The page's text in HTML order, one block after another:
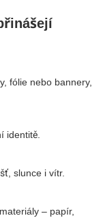
fólie nebo bannery,
identitě.
slunce i vítr.
– papír,